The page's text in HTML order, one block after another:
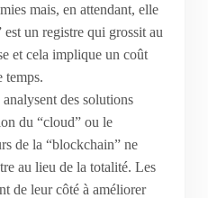
mais, en attendant, elle
un registre qui grossit au
et cela implique un coût
temps.
des solutions
du “cloud” ou le
de la “blockchain” ne
au lieu de la totalité. Les
de leur côté à améliorer